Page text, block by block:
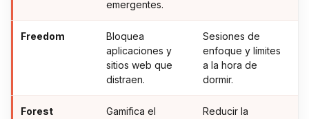
emergentes.
Freedom
Bloquea
aplicaciones y
sitios web que
distraen.
Sesiones de
enfoque y límites
a la hora de
dormir.
Forest
Gamifica el
Reducir la